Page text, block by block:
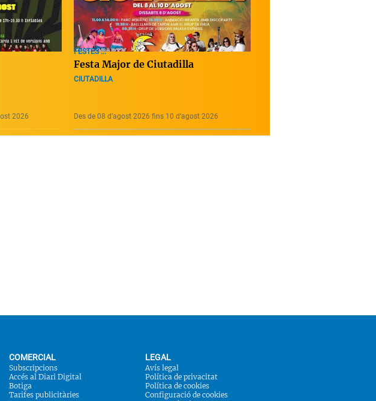
2026
FESTES ...
Festa Major de Ciutadilla
CIUTADILLA
Des de 08 d’agost 2026 fins 10 d’agost 2026
COMERCIAL
Subscripcions
Accés al Diari Digital
Botiga
Tarifes publicitàries
LEGAL
Avís legal
Política de privacitat
Política de cookies
Configuració de cookies